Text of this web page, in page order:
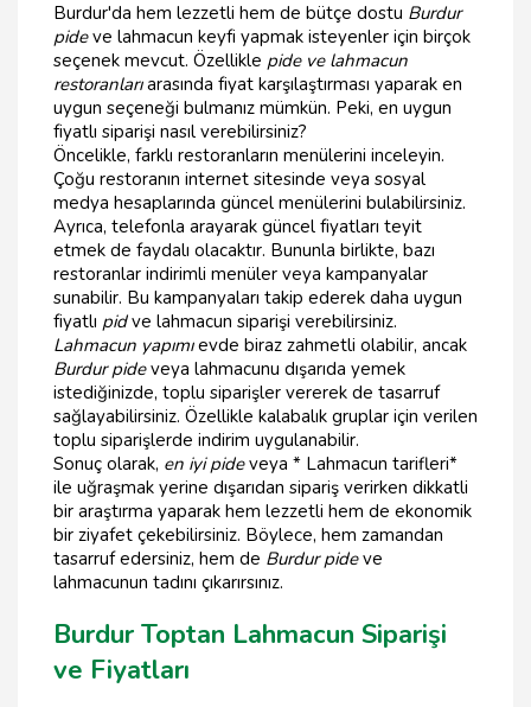
Burdur'da hem lezzetli hem de bütçe dostu Burdur
pideve lahmacun keyfi yapmak isteyenler için birçok
seçenek mevcut. Özellikle pide ve lahmacun
restoranlarıarasında fiyat karşılaştırması yaparak en
uygun seçeneği bulmanız mümkün. Peki, en uygun
fiyatlı siparişi nasıl verebilirsiniz?
Öncelikle, farklı restoranların menülerini inceleyin.
Çoğu restoranın internet sitesinde veya sosyal
medya hesaplarında güncel menülerini bulabilirsiniz.
Ayrıca, telefonla arayarak güncel fiyatları teyit
etmek de faydalı olacaktır. Bununla birlikte, bazı
restoranlar indirimli menüler veya kampanyalar
sunabilir. Bu kampanyaları takip ederek daha uygun
fiyatlı pidve lahmacun siparişi verebilirsiniz.
Lahmacun yapımıevde biraz zahmetli olabilir, ancak
Burdur pideveya lahmacunu dışarıda yemek
istediğinizde, toplu siparişler vererek de tasarruf
sağlayabilirsiniz. Özellikle kalabalık gruplar için verilen
toplu siparişlerde indirim uygulanabilir.
Sonuç olarak, en iyi pideveya * Lahmacun tarifleri*
ile uğraşmak yerine dışarıdan sipariş verirken dikkatli
bir araştırma yaparak hem lezzetli hem de ekonomik
bir ziyafet çekebilirsiniz. Böylece, hem zamandan
tasarruf edersiniz, hem de Burdur pideve
lahmacunun tadını çıkarırsınız.
Burdur Toptan Lahmacun Siparişi
ve Fiyatları